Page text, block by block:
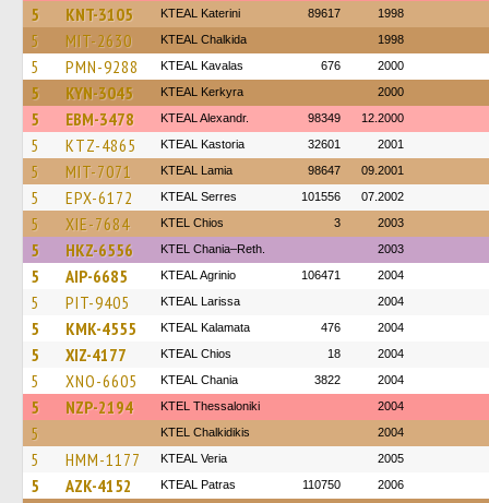
5 KNT-3105 KTEAL Katerini 89617 1998
5 MIT-2630 KTEAL Chalkida 1998
5 PMN-9288 KTEAL Kavalas 676 2000
5 KYN-3045 KTEAL Kerkyra 2000
5 EBM-3478 KTEAL Alexandr. 98349 12.2000
5 KTZ-4865 KTEAL Kastoria 32601 2001
5 MIT-7071 KTEAL Lamia 98647 09.2001
5 EPX-6172 KTEAL Serres 101556 07.2002
5 XIE-7684 KTEL Chios 3 2003
5 HKZ-6556 KTEL Chania–Reth. 2003
5 AIP-6685 KTEAL Agrinio 106471 2004
5 PIT-9405 KTEAL Larissa 2004
5 KMK-4555 KTEAL Kalamata 476 2004
5 XIZ-4177 KTEAL Chios 18 2004
5 XNO-6605 KTEAL Chania 3822 2004
5 NZP-2194 KTEL Thessaloniki 2004
5 ΚΤΕL Chalkidikis 2004
5 HMM-1177 KTEAL Veria 2005
5 AZK-4152 KTEAL Patras 110750 2006